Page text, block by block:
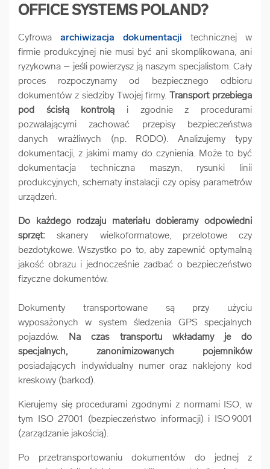
OFFICE SYSTEMS POLAND?
Cyfrowa archiwizacja dokumentacji technicznej w
firmie produkcyjnej nie musi być ani skomplikowana, ani
ryzykowna – jeśli powierzysz ją naszym specjalistom. Cały
proces rozpoczynamy od bezpiecznego odbioru
dokumentów z siedziby Twojej firmy.
Transport przebiega
pod ścisłą kontrolą i zgodnie z procedurami
pozwalającymi zachować przepisy bezpieczeństwa
danych wrażliwych (np. RODO). Analizujemy typy
dokumentacji, z jakimi mamy do czynienia. Może to być
dokumentacja techniczna maszyn, rysunki linii
produkcyjnych, schematy instalacji czy opisy parametrów
urządzeń.
Do każdego rodzaju materiału dobieramy odpowiedni
sprzęt: skanery wielkoformatowe, przelotowe czy
bezdotykowe. Wszystko po to, aby zapewnić optymalną
jakość obrazu i jednocześnie zadbać o bezpieczeństwo
fizyczne dokumentów.
Dokumenty transportowane są przy użyciu
wyposażonych w system śledzenia GPS specjalnych
pojazdów.
Na czas transportu wkładamy je do
specjalnych, zanonimizowanych pojemników
posiadających indywidualny numer oraz naklejony kod
kreskowy (barkod).
Kierujemy się procedurami zgodnymi z normami ISO, w
tym ISO 27001 (bezpieczeństwo informacji) i ISO 9001
(zarządzanie jakością).
Po przetransportowaniu dokumentów do jednej z